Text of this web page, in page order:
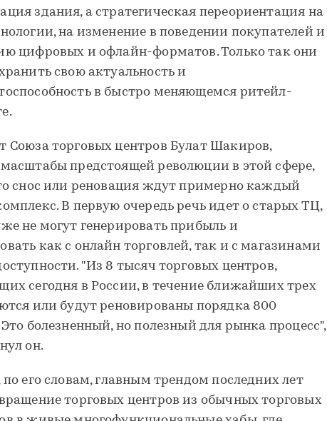
здания, а стратегическая переориентация на
на изменение в поведении покупателей и
цифровых и офлайн-форматов. Только так они
свою актуальность и
в быстро меняющемся ритейл-
Союза торговых центров Булат Шакиров,
предстоящей революции в этой сфере,
снос или реновация ждут примерно каждый
В первую очередь речь идет о старых ТЦ,
не могут генерировать прибыль и
как с онлайн торговлей, так и с магазинами
"Из 8 тысяч торговых центров,
сегодня в России, в течение ближайших трех
или будут реновированы порядка 800
Это болезненный, но полезный для рынка процесс",
он.
его словам, главным трендом последних лет
торговых центров из обычных торговых